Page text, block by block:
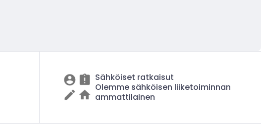
Sähköiset ratkaisut
Olemme sähköisen liiketoiminnan
ammattilainen